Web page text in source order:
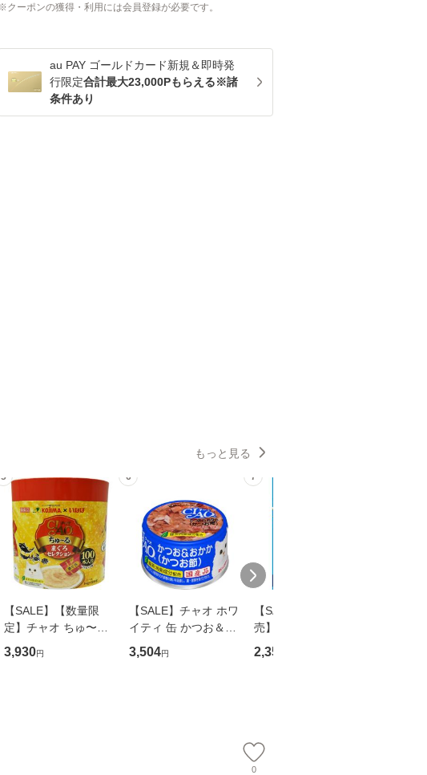
クーポンの獲得・利用には会員登録が必要です。
au PAY ゴールドカード新規＆即時発
行限定合計最大23,000Pもらえる※諸
条件あり
もっと見る
5
【SALE】【数量限
定】チャオ ちゅ〜る
まぐろセレクション 1
4g×100本入り（25本
3,930円
6
【SALE】チャオ ホワ
イティ 缶 かつお＆お
かか（かつお節） 85g
×24缶
3,504円
7
【SALE】【セット販
売】キャラットミック
ス かつお仕立ての味
わいブレンド 2.7kg×2
2,356
0